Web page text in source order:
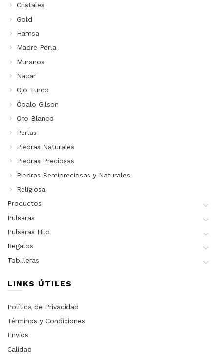
Cristales
Gold
Hamsa
Madre Perla
Muranos
Nacar
Ojo Turco
Ópalo Gilson
Oro Blanco
Perlas
Piedras Naturales
Piedras Preciosas
Piedras Semipreciosas y Naturales
Religiosa
Productos
Pulseras
Pulseras Hilo
Regalos
Tobilleras
LINKS ÚTILES
Política de Privacidad
Términos y Condiciones
Envíos
Calidad